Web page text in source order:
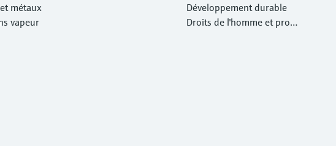
métaux
vapeur
Développement durable
Droits de l'homme et prote